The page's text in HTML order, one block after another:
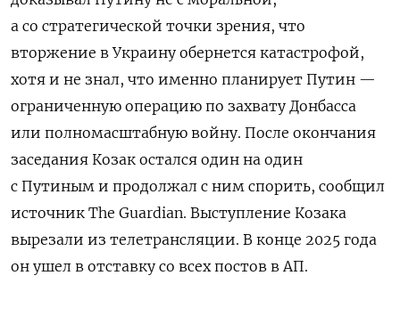
а со стратегической точки зрения, что
вторжение в Украину обернется катастрофой,
хотя и не знал, что именно планирует Путин —
ограниченную операцию по захвату Донбасса
или полномасштабную войну. После окончания
заседания Козак остался один на один
с Путиным и продолжал с ним спорить, сообщил
источник The Guardian. Выступление Козака
вырезали из телетрансляции. В конце 2025 года
он ушел в отставку со всех постов в АП.